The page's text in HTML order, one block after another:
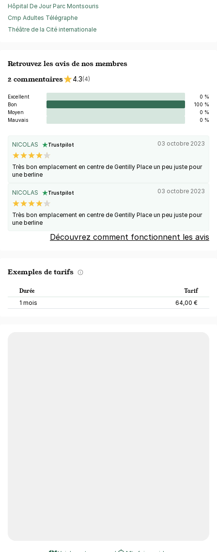
Hôpital De Jour Parc Montsouris
Cmp Adultes Télégraphe
Théâtre de la Cité internationale
Retrouvez les avis de nos membres
2 commentaires
4.3(4)
Excellent
0 %
Bon
100 %
Moyen
0 %
Mauvais
0 %
NICOLAS Trustpilot 03 octobre 2023
Très bon emplacement en centre de Gentilly Place un peu juste pour
une berline
NICOLAS Trustpilot 03 octobre 2023
Très bon emplacement en centre de Gentilly Place un peu juste pour
une berline
Découvrez comment fonctionnent les avis
Exemples de tarifs
Durée Tarif
1 mois 64,00 €